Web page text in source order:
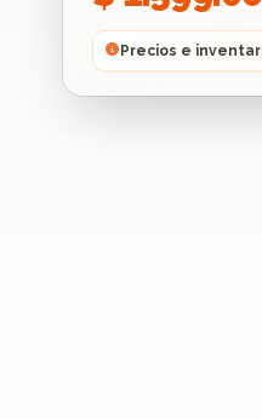
Precios e